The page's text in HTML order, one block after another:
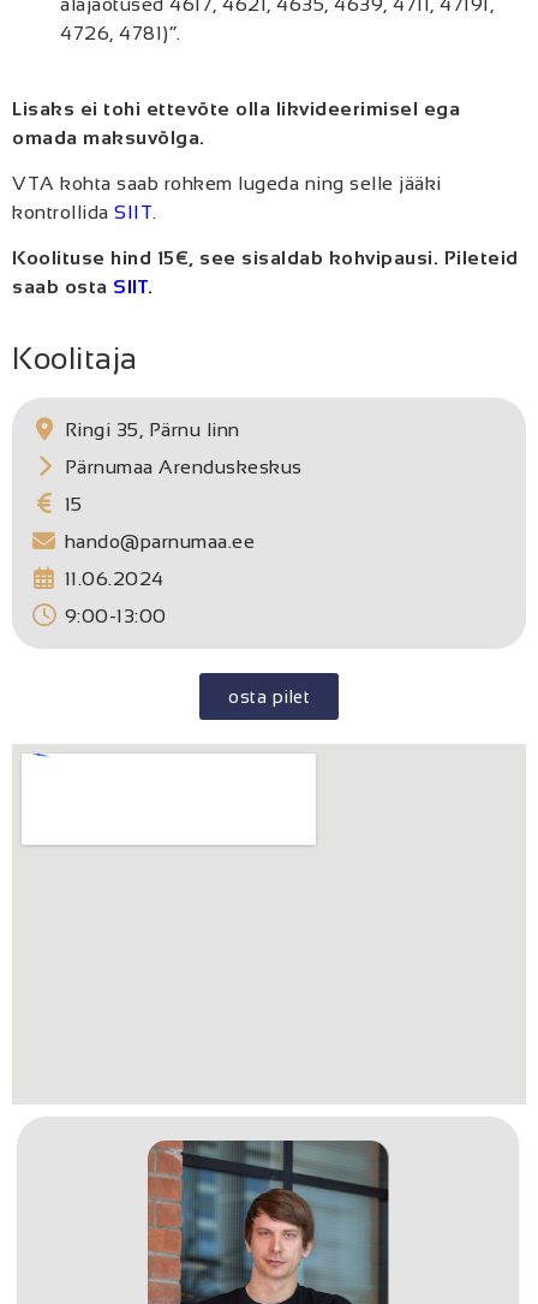
4726, 4781)”.
Lisaks ei tohi ettevõte olla likvideerimisel ega
omada maksuvõlga.
VTA kohta saab rohkem lugeda ning selle jääki
kontrollida SIIT.
Koolituse hind 15€, see sisaldab kohvipausi. Pileteid
saab osta SIIT.
Koolitaja
Ringi 35, Pärnu linn
Pärnumaa Arenduskeskus
15
hando@parnumaa.ee
11.06.2024
9:00-13:00
osta pilet